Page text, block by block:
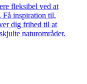
fleksibel ved at
Få inspiration til,
dig frihed til at
naturområder.